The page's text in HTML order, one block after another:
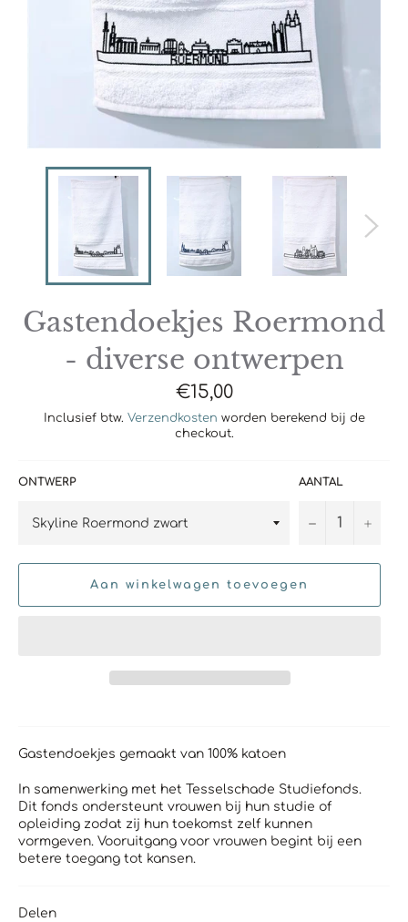
Gastendoekjes Roermond
- diverse ontwerpen
Normale
prijs
€15,00
Inclusief btw. Verzendkosten worden berekend bij de
checkout.
ONTWERP AANTAL
− +
Aan winkelwagen toevoegen
Gastendoekjes gemaakt van 100% katoen
In samenwerking met het Tesselschade Studiefonds.
Dit fonds ondersteunt vrouwen bij hun studie of
opleiding zodat zij hun toekomst zelf kunnen
vormgeven. Vooruitgang voor vrouwen begint bij een
betere toegang tot kansen.
Delen